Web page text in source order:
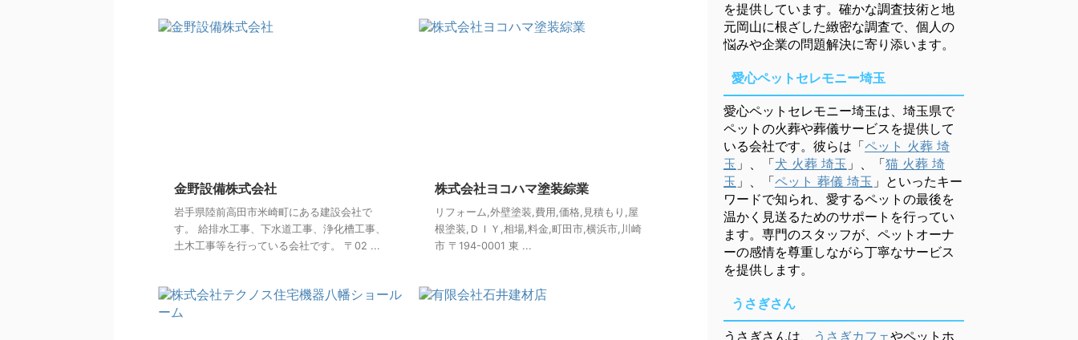
金野設備株式会社
岩手県陸前高田市米崎町にある建設会社で
す。 給排水工事、下水道工事、浄化槽工事、
土木工事等を行っている会社です。 〒02 ...
株式会社ヨコハマ塗装綜業
リフォーム,外壁塗装,費用,価格,見積もり,屋
根塗装,ＤＩＹ,相場,料金,町田市,横浜市,川崎
市 〒194-0001 東 ...
を提供しています。確かな調査技術と地
元岡山に根ざした緻密な調査で、個人の
悩みや企業の問題解決に寄り添います。
愛心ペットセレモニー埼玉
愛心ペットセレモニー埼玉は、埼玉県で
ペットの火葬や葬儀サービスを提供して
いる会社です。彼らは「ペット 火葬 埼
玉 」、「犬 火葬 埼玉 」、「猫 火葬 埼
玉 」、「ペット 葬儀 埼玉 」といったキー
ワードで知られ、愛するペットの最後を
温かく見送るためのサポートを行ってい
ます。専門のスタッフが、ペットオーナ
ーの感情を尊重しながら丁寧なサービス
を提供します。
うさぎさん
うさぎさんは、 うさぎカフェやペットホ